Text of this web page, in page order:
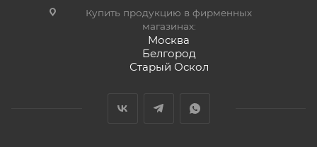
Купить продукцию в фирменных
магазинах:
Москва
Белгород
Старый Оскол